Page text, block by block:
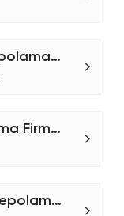
E-Ticaret Depolama Ne Demektir
Eşya Depolama Firmaları
Villa Eşyası Depolama Hizmeti - Eşya Depolama